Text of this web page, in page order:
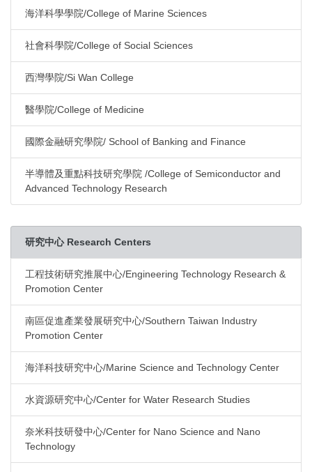
海洋科學學院/College of Marine Sciences
社會科學院/College of Social Sciences
西灣學院/Si Wan College
醫學院/College of Medicine
國際金融研究學院/ School of Banking and Finance
半導體及重點科技研究學院 /College of Semiconductor and
Advanced Technology Research
研究中心 Research Centers
工程技術研究推展中心/Engineering Technology Research &
Promotion Center
南區促進產業發展研究中心/Southern Taiwan Industry
Promotion Center
海洋科技研究中心/Marine Science and Technology Center
水資源研究中心/Center for Water Research Studies
奈米科技研發中心/Center for Nano Science and Nano
Technology